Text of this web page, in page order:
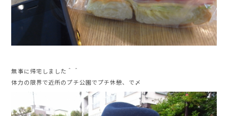
無事に帰宅しました＾＾
体力の限界で近所のプチ公園でプチ休憩、で〆